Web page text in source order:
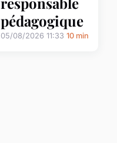
pédagogique
05/08/2026 11:33 10 min